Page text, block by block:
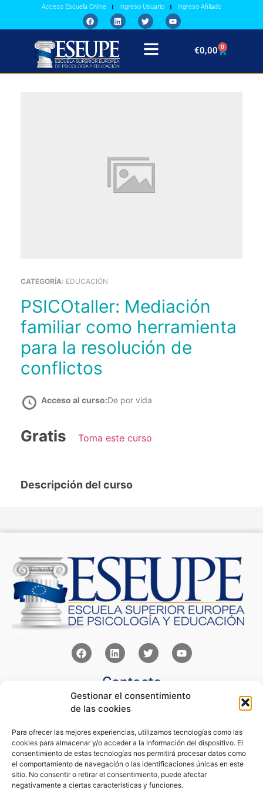
Gestionar el consentimiento
de las cookies
Para ofrecer las mejores experiencias, utilizamos tecnologías como las
cookies para almacenar y/o acceder a la información del dispositivo. El
consentimiento de estas tecnologías nos permitirá procesar datos como
el comportamiento de navegación o las identificaciones únicas en este
sitio. No consentir o retirar el consentimiento, puede afectar
negativamente a ciertas características y funciones.
Acceso Escuela Online Ingreso Usuario Ingreso Afiliado
€0,00 0
CATEGORÍA: EDUCACIÓN
PSICOtaller: Mediación
familiar como herramienta
para la resolución de
conflictos
Acceso al curso:De por vida
Gratis Toma este curso
Descripción del curso
Contacto
Av Juan XXIII 15b Pozuelo de Alarcón – Madrid
+34 91 352 77 28
Links
Norlan Digital Marketing Para Psicólogos
Psicólogos Pozuelo